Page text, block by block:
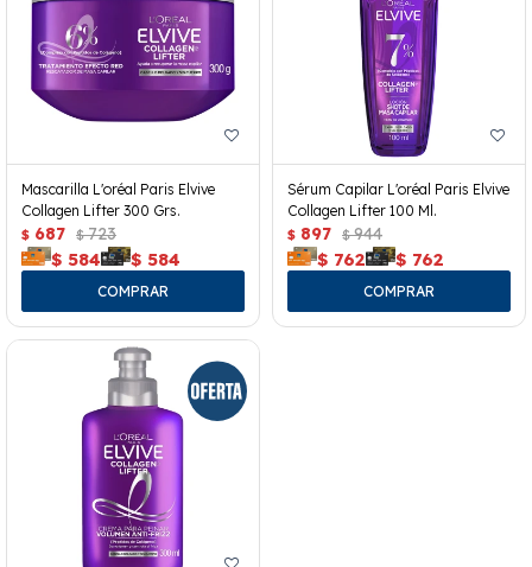
Mascarilla L'oréal Paris Elvive
Collagen Lifter 300 Grs.
$ 687 $ 723
$ 584 $ 584
Sérum Capilar L'oréal Paris Elvive
Collagen Lifter 100 Ml.
$ 897 $ 944
$ 762 $ 762